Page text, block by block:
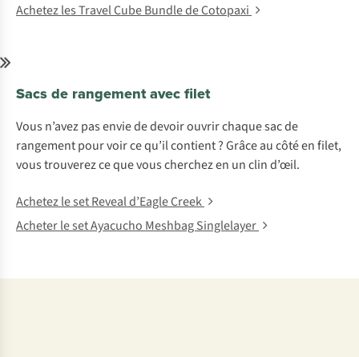
Achetez les Travel Cube Bundle de Cotopaxi
Sacs de rangement avec filet
Vous n’avez pas envie de devoir ouvrir chaque sac de
rangement pour voir ce qu’il contient ? Grâce au côté en filet,
vous trouverez ce que vous cherchez en un clin d’œil.
Achetez le set Reveal d’Eagle Creek
Acheter le set Ayacucho Meshbag Singlelayer